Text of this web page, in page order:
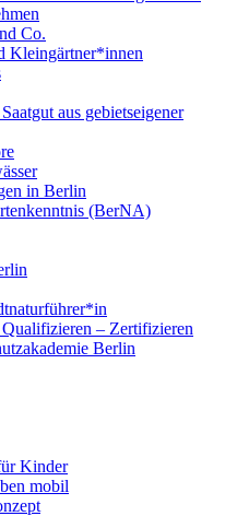
Co.
Kleingärtner*innen
aus gebietseigener
in Berlin
(BerNA)
– Zertifizieren
Berlin
Kinder
mobil